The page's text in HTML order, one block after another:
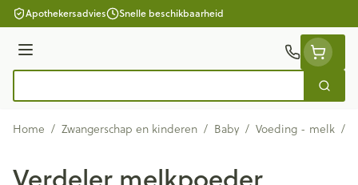
Ga naar de inhoud
Apothekersadvies Snelle beschikbaarheid
Menu
Zoek
Home / Zwangerschap en kinderen / Baby / Voeding - melk /